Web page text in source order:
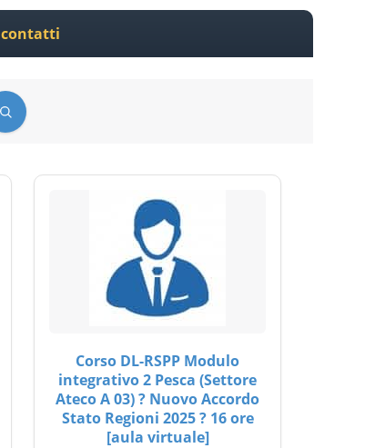
contatti
Corso DL-RSPP Modulo
integrativo 2 Pesca (Settore
Ateco A 03) ? Nuovo Accordo
Stato Regioni 2025 ? 16 ore
[aula virtuale]